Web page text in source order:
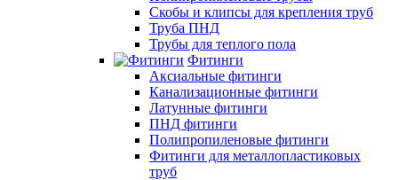
Скобы и клипсы для крепления труб
Труба ПНД
Трубы для теплого пола
Фитинги
Аксиальные фитинги
Канализационные фитинги
Латунные фитинги
ПНД фитинги
Полипропиленовые фитинги
Фитинги для металлопластиковых
труб